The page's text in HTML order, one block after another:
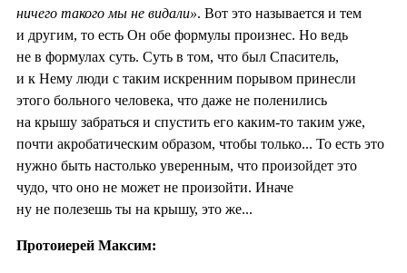
ничего такого мы не видали». Вот это называется и тем
и другим, то есть Он обе формулы произнес. Но ведь
не в формулах суть. Суть в том, что был Спаситель,
и к Нему люди с таким искренним порывом принесли
этого больного человека, что даже не поленились
на крышу забраться и спустить его каким-то таким уже,
почти акробатическим образом, чтобы только... То есть это
нужно быть настолько уверенным, что произойдет это
чудо, что оно не может не произойти. Иначе
ну не полезешь ты на крышу, это же...
Протоиерей Максим: